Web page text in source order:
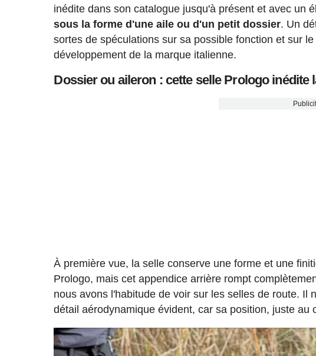
inédite dans son catalogue jusqu'à présent et avec un
sous la forme d'une aile ou d'un petit dossier. Un
sortes de spéculations sur sa possible fonction et sur
développement de la marque italienne.
Dossier ou aileron : cette selle Prologo
À première vue, la selle conserve une forme et une
Prologo, mais cet appendice arrière rompt
nous avons l'habitude de voir sur les selles de route. Il
détail aérodynamique évident, car sa position, juste